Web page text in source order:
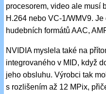
procesorem, video ale musí
H.264 nebo VC-1/WMV9.
hudebních formátů AAC,
NVIDIA myslela také na
integrovaného v MID, když
jeho obsluhu. Výrobci tak
s rozlišením až 12 MPix,